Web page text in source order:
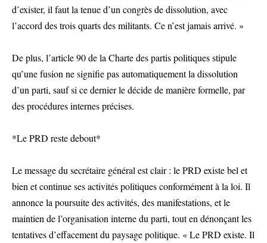
d’exister, il faut la tenue d’un congrès de dissolution, avec
l’accord des trois quarts des militants. Ce n’est jamais arrivé. »
De plus, l’article 90 de la Charte des partis politiques stipule
qu’une fusion ne signifie pas automatiquement la dissolution
d’un parti, sauf si ce dernier le décide de manière formelle, par
des procédures internes précises.
*Le PRD reste debout*
Le message du secrétaire général est clair : le PRD existe bel et
bien et continue ses activités politiques conformément à la loi. Il
annonce la poursuite des activités, des manifestations, et le
maintien de l’organisation interne du parti, tout en dénonçant les
tentatives d’effacement du paysage politique. « Le PRD existe. Il